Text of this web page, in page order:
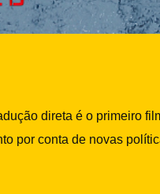
direta é o primeiro
por conta de novas